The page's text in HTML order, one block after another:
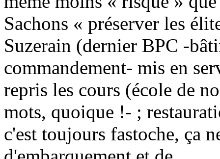
Sachons « préserver les
Suzerain (dernier BPC -
commandement- mis en
repris les cours (école de
mots, quoique !- ;
c'est toujours fastoche, ça